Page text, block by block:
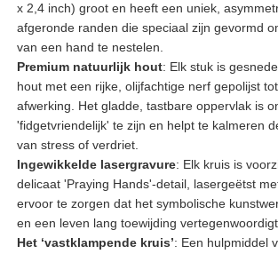
x 2,4 inch) groot en heeft een uniek,
afgeronde randen die speciaal zijn gevormd
van een hand te nestelen.
Premium natuurlijk hout: Elk stuk is
hout met een rijke, olijfachtige nerf gepolijst
afwerking. Het gladde, tastbare oppervlak is
'fidgetvriendelijk' te zijn en helpt te kalmeren
van stress of verdriet.
Ingewikkelde lasergravure: Elk kruis is
delicaat 'Praying Hands'-detail, lasergeëtst
ervoor te zorgen dat het symbolische
en een leven lang toewijding
Het ‘vastklampende kruis’: Een hulpmiddel